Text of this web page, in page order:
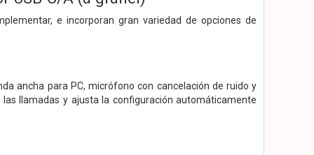
e incorporan gran variedad de opciones de
ancha para PC, micrófono con cancelación de ruido y
llamadas y ajusta la configuración automáticamente